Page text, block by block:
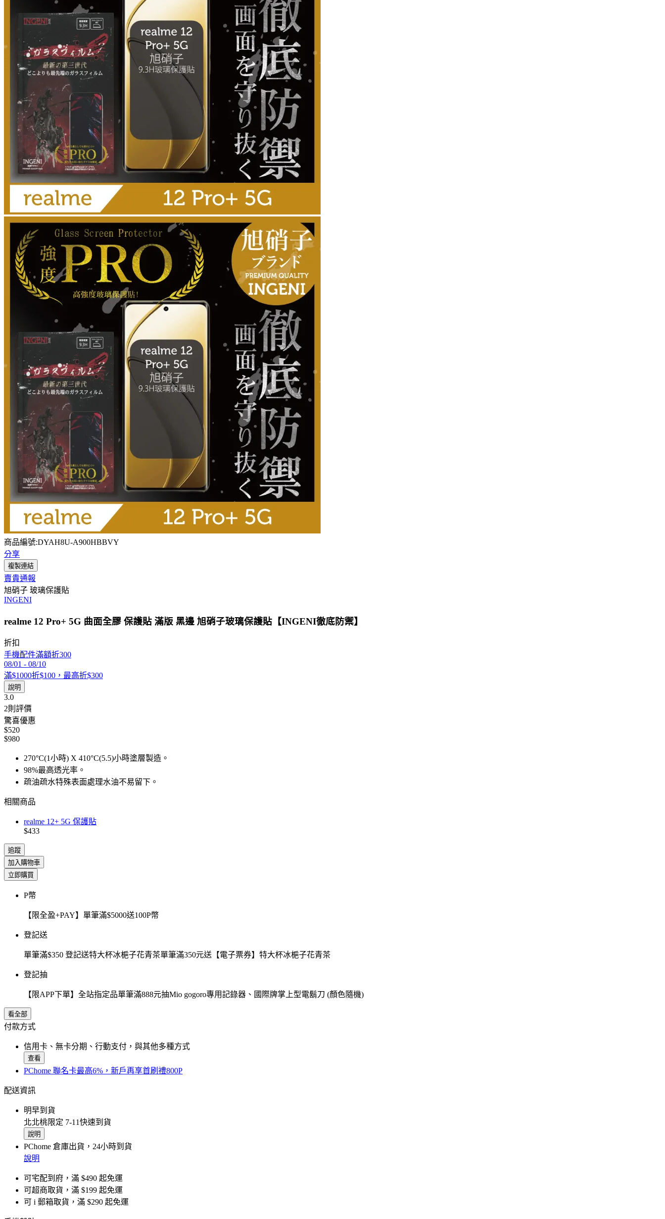
商品編號:DYAH8U-A900HBBVY
分享
複製連結
賣貴通報
旭硝子 玻璃保護貼
INGENI
realme 12 Pro+ 5G 曲面全膠 保護貼 滿版 黑邊 旭硝子玻璃保護貼【INGENI徹底防禦】
折扣
手機配件滿額折300
08/01 - 08/10
滿$1000折$100，最高折$300
說明
3.0
2則評價
驚喜優惠
$520
$980
270°C(1小時) X 410°C(5.5)小時塗層製造。
98%最高透光率。
疏油疏水特殊表面處理水油不易留下。
相關商品
realme 12+ 5G 保護貼
$433
追蹤
加入購物車
立即購買
P幣
【限全盈+PAY】單筆滿$5000送100P幣
登記送
單筆滿$350 登記送特大杯冰梔子花青茶單筆滿350元送【電子票券】特大杯冰梔子花青茶
登記抽
【限APP下單】全站指定品單筆滿888元抽Mio gogoro專用記錄器、國際牌掌上型電鬍刀 (顏色隨機)
看全部
付款方式
信用卡、無卡分期、行動支付，與其他多種方式
查看
PChome 聯名卡最高6%，新戶再享首刷禮800P
配送資訊
明早到貨
北北桃限定 7-11快速到貨
說明
PChome 倉庫出貨，24小時到貨
說明
可宅配到府，滿 $490 起免運
可超商取貨，滿 $199 起免運
可 i 郵箱取貨，滿 $290 起免運